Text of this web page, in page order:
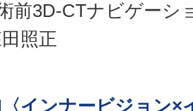
前3D-CTナビゲーシ
照正
インナービジョン×